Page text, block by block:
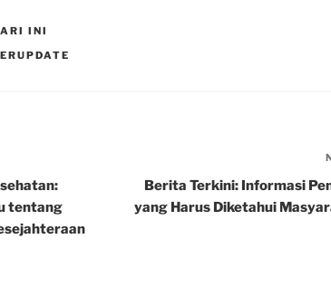
INI
tentang
Berita Terkini: Informasi
yang Harus Diketahui